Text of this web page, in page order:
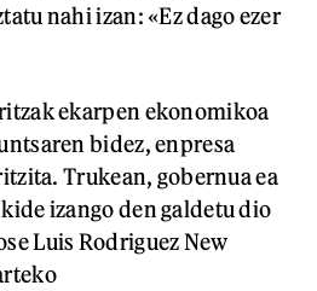
nahi izan: «Ez dago ezer
ekarpen ekonomikoa
bidez, enpresa
Trukean, gobernua ea
izango den galdetu dio
Luis Rodriguez New